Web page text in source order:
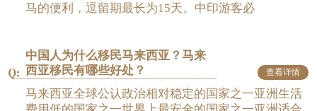
马的便利，逗留期最长为15天。中印游客必
中国人为什么移民马来西亚？马来
西亚移民有哪些好处？
查看详情
马来西亚全球公认政治相对稳定的国家之一亚洲生活